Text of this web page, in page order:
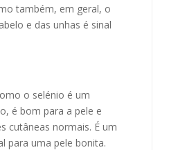
também, em geral, o
e das unhas é sinal
o selénio é um
é bom para a pele e
cutâneas normais. É um
para uma pele bonita.